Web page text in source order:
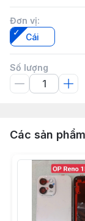
Đơn vị:
Cái
Số lượng
Các sản